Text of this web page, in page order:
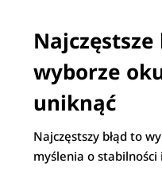
Najczęstsze
wyborze
uniknąć
Najczęstszy błąd to
myślenia o stabilności